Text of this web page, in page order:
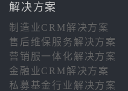
解决方案
制造业CRM解决方案
售后维保服务解决方案
营销服一体化解决方案
金融业CRM解决方案
私募基金行业解决方案